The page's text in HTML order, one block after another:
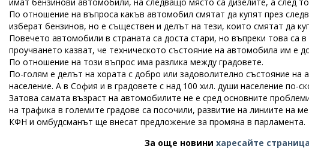
По отношение на въпроса какъв автомобил смятат да купят през
изберат бензинов, но е съществен и делът на тези, които смятат да
Повечето автомобили в страната са доста стари, но въпреки това са
проучването казват, че техническото състояние на автомобила им е
По отношение на този въпрос има разлика между градовете.
По-голям е делът на хората с добро или задоволително състояние на
население. А в София и в градовете с над 100 хил. души население по-
Затова самата възраст на автомобилите не е сред основните
на трафика в големите градове са посочили, развитие на линиите на
КФН и омбудсманът ще внесат предложение за промяна в парламента.
За още новинихаресайте